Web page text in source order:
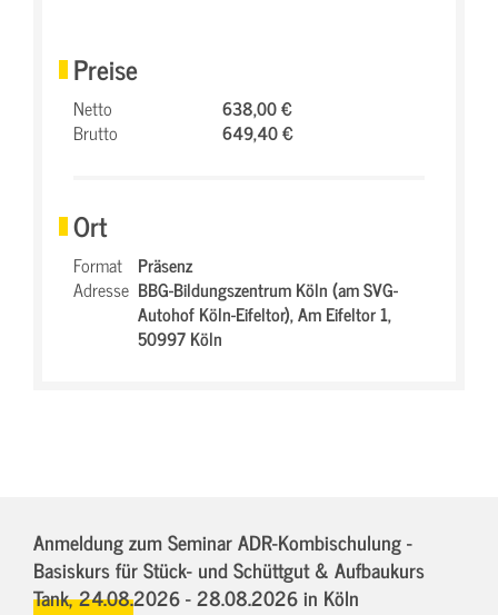
Preise
Netto
638,00 €
Brutto
649,40 €
Ort
Format Präsenz
Adresse BBG-Bildungszentrum Köln (am SVG-
Autohof Köln-Eifeltor),Am Eifeltor 1,
50997 Köln
Anmeldung zum Seminar ADR-Kombischulung -
Basiskurs für Stück- und Schüttgut & Aufbaukurs
Tank,24.08.2026 - 28.08.2026in Köln